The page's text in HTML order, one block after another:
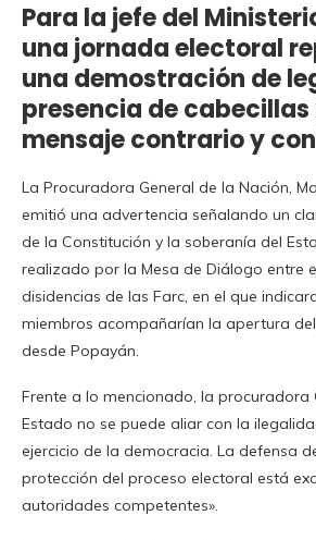
Para la jefe del
una jornada electoral
una demostración de
presencia de
mensaje contrario y
La Procuradora General de la Nación,
emitió una advertencia señalando un
de la Constitución y la soberanía del
realizado por la Mesa de Diálogo entre
disidencias de las Farc, en el que
miembros acompañarían la apertura
desde Popayán.
Frente a lo mencionado, la procuradora
Estado no se puede aliar con la
ejercicio de la democracia. La defensa
protección del proceso electoral está
autoridades competentes».